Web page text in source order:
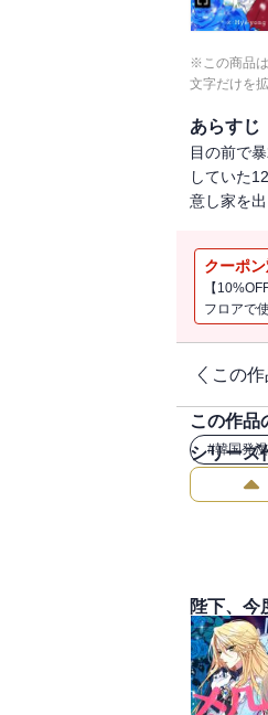
※この商品は
文字だけを
あらすじ
目の前で
していた
意し家を
クーポ
【
フロアで
この
この作品
#韓国発
シリーズ
陛下、今